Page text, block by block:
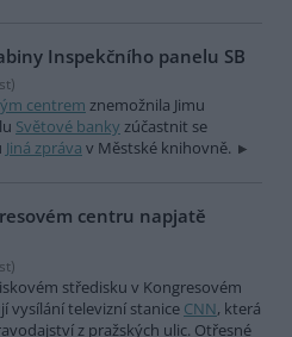
Inspekčního panelu SB
centrem znemožnila Jimu
Světové banky zúčastnit se
Jiná zpráva v Městské knihovně.
centru napjatě
středisku v Kongresovém
vysílání televizní stanice CNN, která
z pražských ulic. Otřesné